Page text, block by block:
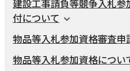
高齢者の方
引っ越し／移住・
よこハグ
TEL 0494-25-
開庁時間：8:30〜17:00
（土曜、日曜、祝日、年
建設工事請負等競争入札参
付について
物品等入札参加資格審査申
物品等入札参加資格につい